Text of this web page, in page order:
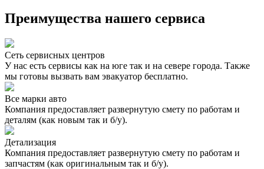
Преимущества нашего сервиса
Сеть сервисных центров
У нас есть сервисы как на юге так и на севере города. Также
мы готовы вызвать вам эвакуатор бесплатно.
Все марки авто
Компания предоставляет развернутую смету по работам и
деталям (как новым так и б/у).
Детализация
Компания предоставляет развернутую смету по работам и
запчастям (как оригинальным так и б/у).